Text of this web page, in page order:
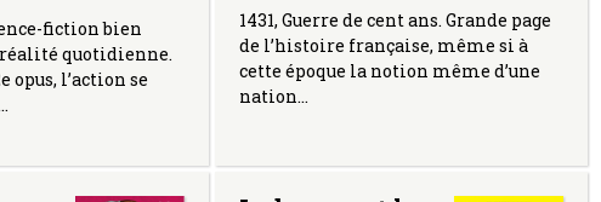
fiction bien
quotidienne.
opus, l’action se
1431, Guerre de cent ans. Grande page
de l’histoire française, même si à
cette époque la notion même d’une
nation…